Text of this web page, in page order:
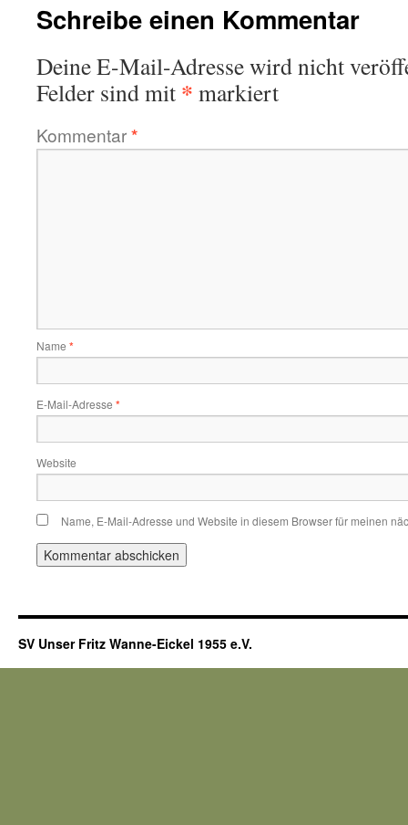
Schreibe einen Kommentar
Deine E-Mail-Adresse wird nicht
Felder sind mit * markiert
Kommentar*
Name *
E-Mail-Adresse *
Website
Name, E-Mail-Adresse und Website in diesem Browser für meinen
SV Unser Fritz Wanne-Eickel 1955 e.V.